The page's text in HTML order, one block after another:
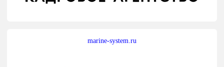
marine-system.ru